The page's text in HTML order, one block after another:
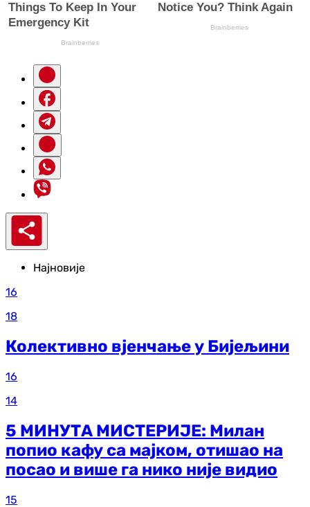
Најновије
16
18
Колективно вјенчање у Бијељини
16
14
5 МИНУТА МИСТЕРИЈЕ: Милан
попио кафу са мајком, отишао на
посао и више га нико није видио
15